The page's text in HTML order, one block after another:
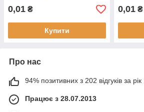
0,01 ₴
Купити
0,01 ₴
Про нас
94% позитивних з 202 відгуків за рік
Працює з 28.07.2013